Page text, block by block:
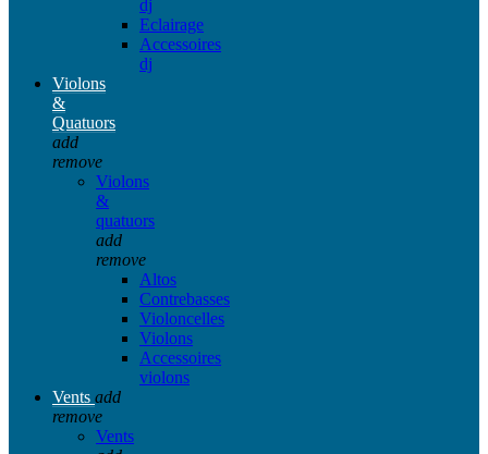
dj
Eclairage
Accessoires
dj
Violons
&
Quatuors
add
remove
Violons
&
quatuors
add
remove
Altos
Contrebasses
Violoncelles
Violons
Accessoires
violons
Vents add
remove
Vents